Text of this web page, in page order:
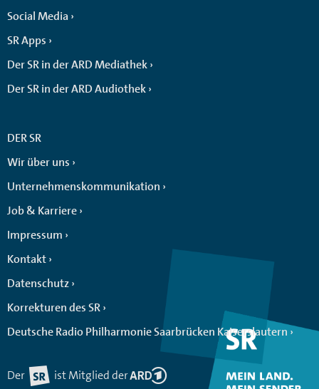
Social Media
SR Apps
Der SR in der ARD Mediathek
Der SR in der ARD Audiothek
DER SR
Wir über uns
Unternehmenskommunikation
Job & Karriere
Impressum
Kontakt
Datenschutz
Korrekturen des SR
Deutsche Radio Philharmonie Saarbrücken Kaiserslautern
Der ist Mitglied der